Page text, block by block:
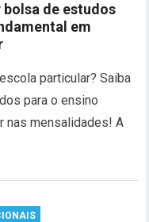
de estudos
em
particular? Saiba
para o ensino
nas mensalidades! A